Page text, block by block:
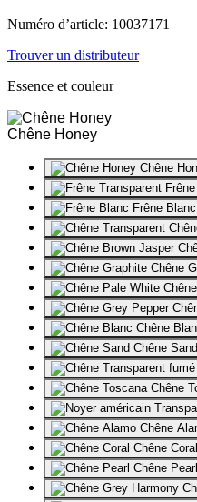
Numéro d’article: 10037171
Trouver un distributeur
Essence et couleur
Chêne Honey
Chêne
Frêne Blanc
Chêne
Chêne
Chêne Sand
Chêne
Chêne
Chêne Coral
Chêne Pearl